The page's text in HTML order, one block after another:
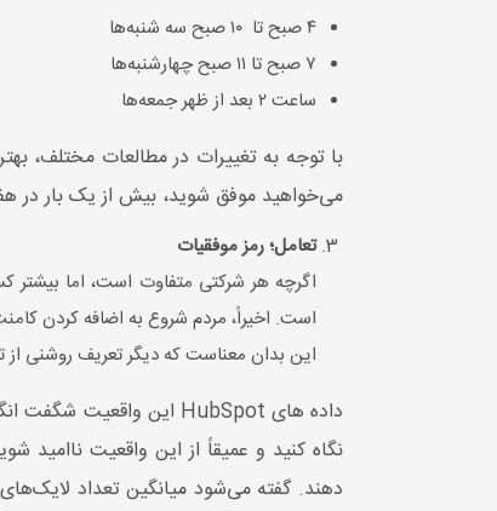
۴ صبح تا ۱۰ صبح سه شنبه‌ها
۷ صبح تا ۱۱ صبح چهارشنبه‌ها
ساعت ۲ بعد از ظهر جمعه‌ها
با توجه به تغییرات در مطالعات مختلف،
می‌خواهید موفق شوید، بیش از یک بار در
تعامل؛ رمز موفقیات
اگرچه هر شرکتی متفاوت است، اما بیشتر
است. اخیراً، مردم شروع به اضافه کردن
این بدان معناست که دیگر تعریف روشنی از
نگاه کنید و عمیقاً از این واقعیت